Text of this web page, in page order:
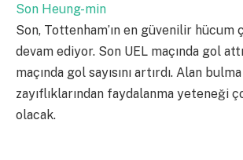
Son Heung-min
Son, Tottenham’ın en güvenilir hücum
devam ediyor. Son UEL maçında gol
maçında gol sayısını artırdı. Alan
zayıflıklarından faydalanma yeteneği
olacak.